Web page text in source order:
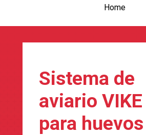
Home
Sistema de
aviario VIKE
para huevos